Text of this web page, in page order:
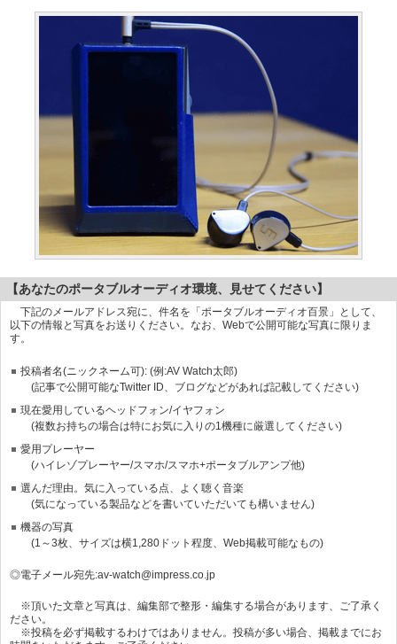
【あなたのポータブルオーディオ環境、見せてください】
下記のメールアドレス宛に、件名を「ポータブルオーディオ百景」として、
以下の情報と写真をお送りください。なお、Webで公開可能な写真に限りま
す。
投稿者名(ニックネーム可): (例:AV Watch太郎)
(記事で公開可能なTwitter ID、ブログなどがあれば記載してください)
現在愛用しているヘッドフォン/イヤフォン
(複数お持ちの場合は特にお気に入りの1機種に厳選してください)
愛用プレーヤー
(ハイレゾプレーヤー/スマホ/スマホ+ポータブルアンプ他)
選んだ理由。気に入っている点、よく聴く音楽
(気になっている製品などを書いていただいても構いません)
機器の写真
(1～3枚、サイズは横1,280ドット程度、Web掲載可能なもの)
◎電子メール宛先:av-watch@impress.co.jp
※頂いた文章と写真は、編集部で整形・編集する場合があります、ご了承く
ださい。
※投稿を必ず掲載するわけではありません。投稿が多い場合、掲載までにお